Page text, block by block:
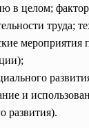
в целом;
труда;
мероприятия
и
развития).